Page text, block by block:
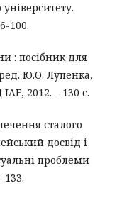
100.
: посібник для
Ю.О. Лупенка,
2012. – 130 с.
сталого
досвід і
проблеми